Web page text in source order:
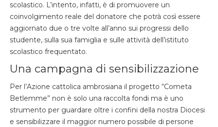
scolastico. L’intento, infatti, è di promuovere un
coinvolgimento reale del donatore che potrà così essere
aggiornato due o tre volte all’anno sui progressi dello
studente, sulla sua famiglia e sulle attività dell’istituto
scolastico frequentato.
Una campagna di sensibilizzazione
Per l’Azione cattolica ambrosiana il progetto “Cometa
Betlemme” non è solo una raccolta fondi ma è uno
strumento per guardare oltre i confini della nostra Diocesi
e sensibilizzare il maggior numero possibile di persone